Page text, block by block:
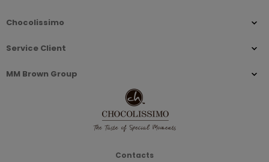
Chocolissimo
Service Client
MM Brown Group
Contacts